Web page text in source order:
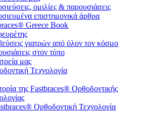
ομιλίες & παρουσιάσεις
επιστημονικά άρθρα
Greece Book
γιατρών από όλον τον κόσμο
στον τύπο
μας
Τεχνολογία
της Fastbraces® Ορθοδοντικής
Ορθοδοντική Τεχνολογία